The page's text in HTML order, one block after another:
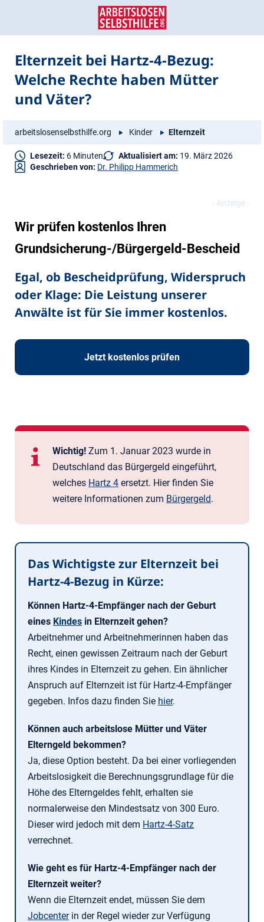
Elternzeit bei Hartz-4-Bezug:
Welche Rechte haben Mütter
und Väter?
arbeitslosenselbsthilfe.org Kinder Elternzeit
Lesezeit: 6 Minuten Aktualisiert am: 19. März 2026
Geschrieben von: Dr. Philipp Hammerich
Wir prüfen kostenlos Ihren
Grundsicherung-/Bürgergeld-Bescheid
Egal, ob Bescheidprüfung, Widerspruch
oder Klage: Die Leistung unserer
Anwälte ist für Sie immer kostenlos.
Jetzt kostenlos prüfen
Wichtig! Zum 1. Januar 2023 wurde in
Deutschland das Bürger­geld eingeführt,
welches Hartz 4 ersetzt. Hier finden Sie
weitere Informationen zum Bürgergeld.
Das Wichtigste zur Elternzeit bei
Hartz-4-Bezug in Kürze:
Können Hartz-4-Empfänger nach der Geburt
eines Kindes in Elternzeit gehen?
Arbeitnehmer und Arbeitnehmerinnen haben das
Recht, einen gewissen Zeitraum nach der Geburt
ihres Kindes in Elternzeit zu gehen. Ein ähnlicher
Anspruch auf Elternzeit ist für Hartz-4-Empfänger
gegeben. Infos dazu finden Sie hier.
Können auch arbeitslose Mütter und Väter
Elterngeld bekommen?
Ja, diese Option besteht. Da bei einer vorliegenden
Arbeitslosigkeit die Berechnungsgrundlage für die
Höhe des Elterngeldes fehlt, erhalten sie
normalerweise den Mindestsatz von 300 Euro.
Dieser wird jedoch mit dem Hartz-4-Satz
verrechnet.
Wie geht es für Hartz-4-Empfänger nach der
Elternzeit weiter?
Wenn die Elternzeit endet, müssen Sie dem
Jobcenterin der Regel wieder zur Verfügung